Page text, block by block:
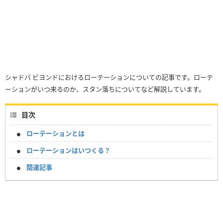
シャドバ ビヨンドにおけるローテーションについての記事です。ローテ
ーションがいつ来るのか、スタン落ちについてなど解説しています。
目次
ローテーションとは
ローテーションはいつくる？
関連記事